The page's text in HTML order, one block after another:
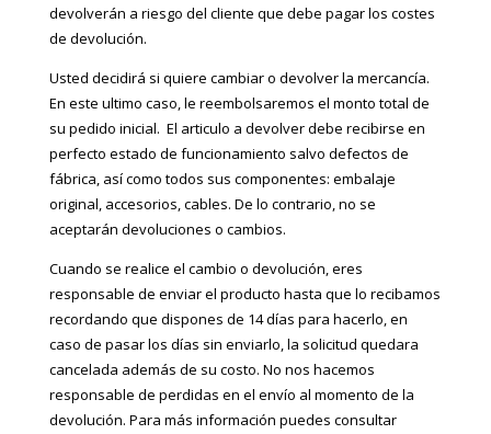
devolverán a riesgo del cliente que debe pagar los costes
de devolución.
Usted decidirá si quiere cambiar o devolver la mercancía.
En este ultimo caso, le reembolsaremos el monto total de
su pedido inicial. El articulo a devolver debe recibirse en
perfecto estado de funcionamiento salvo defectos de
fábrica, así como todos sus componentes: embalaje
original, accesorios, cables. De lo contrario, no se
aceptarán devoluciones o cambios.
Cuando se realice el cambio o devolución, eres
responsable de enviar el producto hasta que lo recibamos
recordando que dispones de 14 días para hacerlo, en
caso de pasar los días sin enviarlo, la solicitud quedara
cancelada además de su costo. No nos hacemos
responsable de perdidas en el envío al momento de la
devolución. Para más información puedes consultar